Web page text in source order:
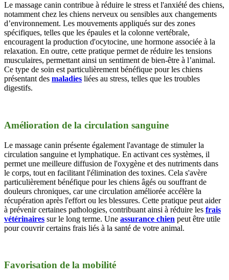
Le massage canin contribue à réduire le stress et l'anxiété des chiens,
notamment chez les chiens nerveux ou sensibles aux changements
d’environnement. Les mouvements appliqués sur des zones
spécifiques, telles que les épaules et la colonne vertébrale,
encouragent la production d'ocytocine, une hormone associée à la
relaxation. En outre, cette pratique permet de réduire les tensions
musculaires, permettant ainsi un sentiment de bien-être à l’animal.
Ce type de soin est particulièrement bénéfique pour les chiens
présentant des maladies liées au stress, telles que les troubles
digestifs.
Amélioration de la circulation sanguine
Le massage canin présente également l'avantage de stimuler la
circulation sanguine et lymphatique. En activant ces systèmes, il
permet une meilleure diffusion de l'oxygène et des nutriments dans
le corps, tout en facilitant l'élimination des toxines. Cela s'avère
particulièrement bénéfique pour les chiens âgés ou souffrant de
douleurs chroniques, car une circulation améliorée accélère la
récupération après l'effort ou les blessures. Cette pratique peut aider
à prévenir certaines pathologies, contribuant ainsi à réduire les frais
vétérinaires sur le long terme. Une assurance chien peut être utile
pour couvrir certains frais liés à la santé de votre animal.
Favorisation de la mobilité